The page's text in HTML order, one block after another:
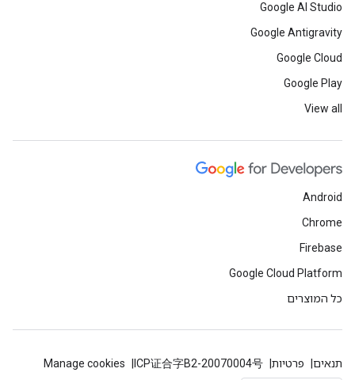
Google AI Studio
Google Antigravity
Google Cloud
Google Play
View all
Android
Chrome
Firebase
Google Cloud Platform
כל המוצרים
תנאים פרטיות ICP证合字B2-20070004号
Manage cookies